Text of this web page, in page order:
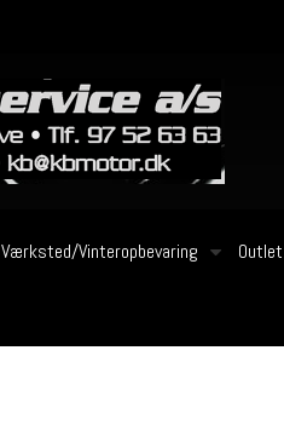
Værksted/Vinteropbevaring Outlet